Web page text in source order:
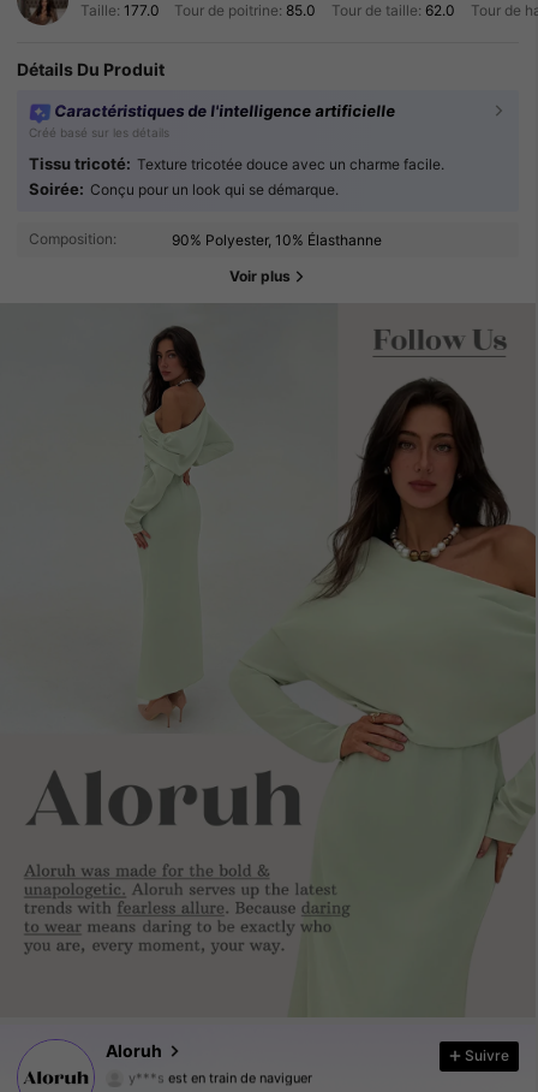
Taille: 177.0 Tour de poitrine: 85.0 Tour de taille: 62.0 Tour de
Détails Du Produit
Caractéristiques de l'intelligence artificielle
Créé basé sur les détails
Tissu tricoté: Texture tricotée douce avec un charme facile.
Soirée: Conçu pour un look qui se démarque.
Composition: 90% Polyester, 10% Élasthanne
Voir plus
Aloruh
4.87 2.6M Suiveurs
4.87
2.6M Suiveurs
Suivre